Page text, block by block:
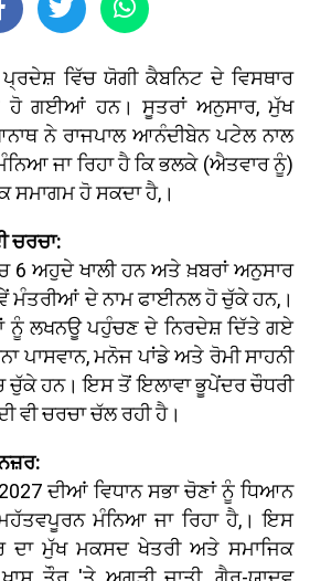
ਵਿੱਚ ਯੋਗੀ ਕੈਬਨਿਟ ਦੇ ਵਿਸਥਾਰ
ਗਈਆਂ ਹਨ। ਸੂਤਰਾਂ ਅਨੁਸਾਰ, ਮੁੱਖ
ਨੇ ਰਾਜਪਾਲ ਆਨੰਦੀਬੇਨ ਪਟੇਲ ਨਾਲ
ਜਾ ਰਿਹਾ ਹੈ ਕਿ ਭਲਕੇ (ਐਤਵਾਰ ਨੂੰ)
ਸਮਾਗਮ ਹੋ ਸਕਦਾ ਹੈ,।
ਚਰਚਾ:
6 ਅਹੁਦੇ ਖਾਲੀ ਹਨ ਅਤੇ ਖ਼ਬਰਾਂ ਅਨੁਸਾਰ
ਮੰਤਰੀਆਂ ਦੇ ਨਾਮ ਫਾਈਨਲ ਹੋ ਚੁੱਕੇ ਹਨ,।
ਨੂੰ ਲਖਨਊ ਪਹੁੰਚਣ ਦੇ ਨਿਰਦੇਸ਼ ਦਿੱਤੇ ਗਏ
ਪਾਸਵਾਨ, ਮਨੋਜ ਪਾਂਡੇ ਅਤੇ ਰੋਮੀ ਸਾਹਨੀ
ਚੁੱਕੇ ਹਨ। ਇਸ ਤੋਂ ਇਲਾਵਾ ਭੂਪੇਂਦਰ ਚੌਧਰੀ
ਵੀ ਚਰਚਾ ਚੱਲ ਰਹੀ ਹੈ।
ਦੀਆਂ ਵਿਧਾਨ ਸਭਾ ਚੋਣਾਂ ਨੂੰ ਧਿਆਨ
ਮੰਨਿਆ ਜਾ ਰਿਹਾ ਹੈ,। ਇਸ
ਦਾ ਮੁੱਖ ਮਕਸਦ ਖੇਤਰੀ ਅਤੇ ਸਮਾਜਿਕ